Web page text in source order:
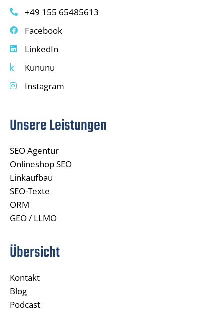
+49 155 65485613
Facebook
LinkedIn
Kununu
Instagram
Unsere Leistungen
SEO Agentur
Onlineshop SEO
Linkaufbau
SEO-Texte
ORM
GEO / LLMO
Übersicht
Kontakt
Blog
Podcast